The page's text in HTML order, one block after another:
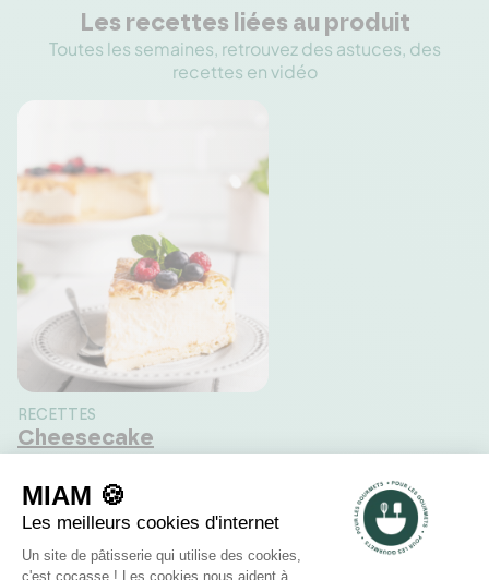
Les recettes liées au produit
Toutes les semaines, retrouvez des astuces, des
recettes en vidéo
RECETTES
Cheesecake